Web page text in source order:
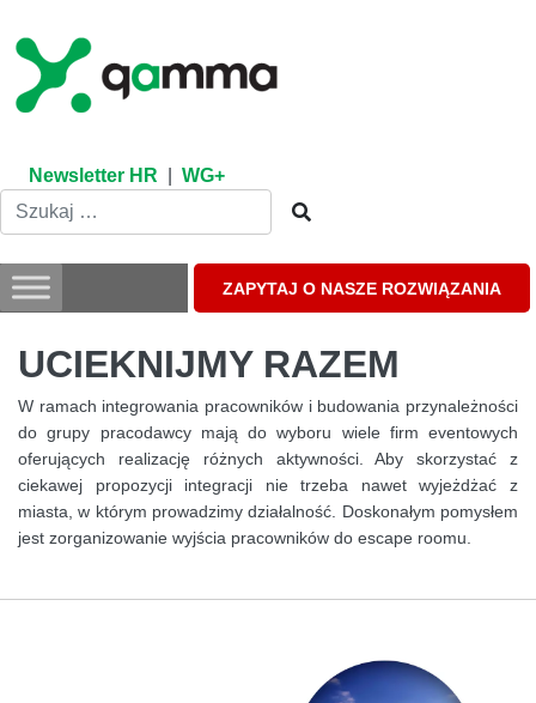
content
Newsletter HR WG+
ZAPYTAJ O NASZE ROZWIĄZANIA
UCIEKNIJMY RAZEM
W ramach integrowania pracowników i budowania przynależności
do grupy pracodawcy mają do wyboru wiele firm eventowych
oferujących realizację różnych aktywności. Aby skorzystać z
ciekawej propozycji integracji nie trzeba nawet wyjeżdżać z
miasta, w którym prowadzimy działalność. Doskonałym pomysłem
jest zorganizowanie wyjścia pracowników do escape roomu.